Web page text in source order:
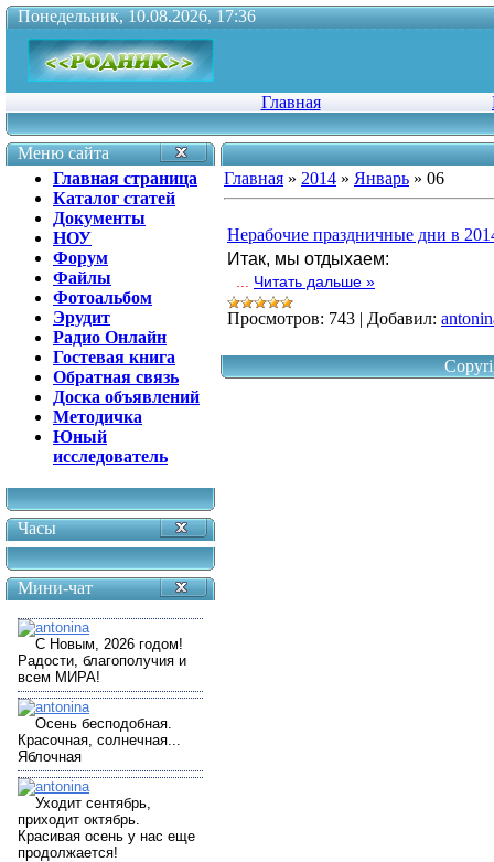
Понедельник, 10.08.2026, 17:36
Главная
Меню сайта
Главная страница
Каталог статей
Документы
НОУ
Форум
Файлы
Фотоальбом
Эрудит
Радио Онлайн
Гостевая книга
Обратная связь
Доска объявлений
Методичка
Юный
исследователь
Часы
Мини-чат
Главная » 2014 » Январь » 06
Нерабочие праздничные дни в
Итак, мы отдыхаем:
Читать дальше »
Просмотров: 743 | Добавил: